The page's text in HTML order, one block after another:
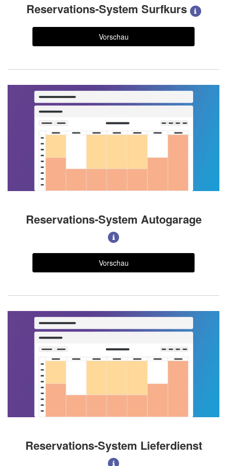
Reservations-System Surfkurs
Vorschau
Reservations-System Autogarage
Vorschau
Reservations-System Lieferdienst